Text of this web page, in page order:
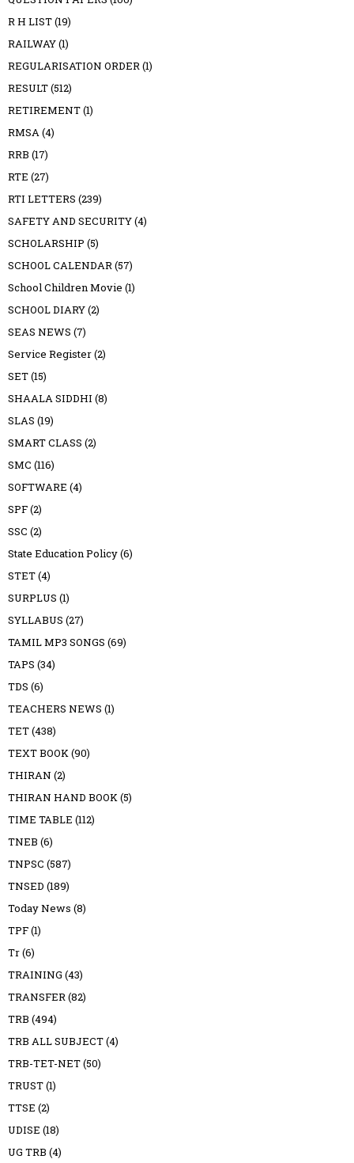
R H LIST(19)
RAILWAY(1)
REGULARISATION ORDER(1)
RESULT(512)
RETIREMENT(1)
RMSA(4)
RRB (17)
RTE (27)
RTI LETTERS (239)
SAFETY AND SECURITY(4)
SCHOLARSHIP (5)
SCHOOL CALENDAR(57)
School Children Movie (1)
SCHOOL DIARY(2)
SEAS NEWS (7)
Service Register(2)
SET(15)
SHAALA SIDDHI (8)
SLAS (19)
SMART CLASS (2)
SMC (116)
SOFTWARE (4)
SPF(2)
SSC (2)
State Education Policy(6)
STET(4)
SURPLUS (1)
SYLLABUS (27)
TAMIL MP3 SONGS (69)
TAPS (34)
TDS (6)
TEACHERS NEWS (1)
TET(438)
TEXT BOOK(90)
THIRAN (2)
THIRAN HAND BOOK(5)
TIME TABLE (112)
TNEB (6)
TNPSC (587)
TNSED (189)
Today News (8)
TPF(1)
Tr(6)
TRAINING (43)
TRANSFER(82)
TRB (494)
TRB ALL SUBJECT(4)
TRB-TET-NET(50)
TRUST(1)
TTSE (2)
UDISE (18)
UG TRB (4)